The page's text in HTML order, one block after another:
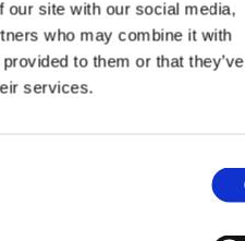
our site with our social media,
who may combine it with
to them or that they’ve
services.
naturalny aromat
laski wanilii.1w wyrobie
arachidowe, orzechy, jaja i
odżywczych znajduje się